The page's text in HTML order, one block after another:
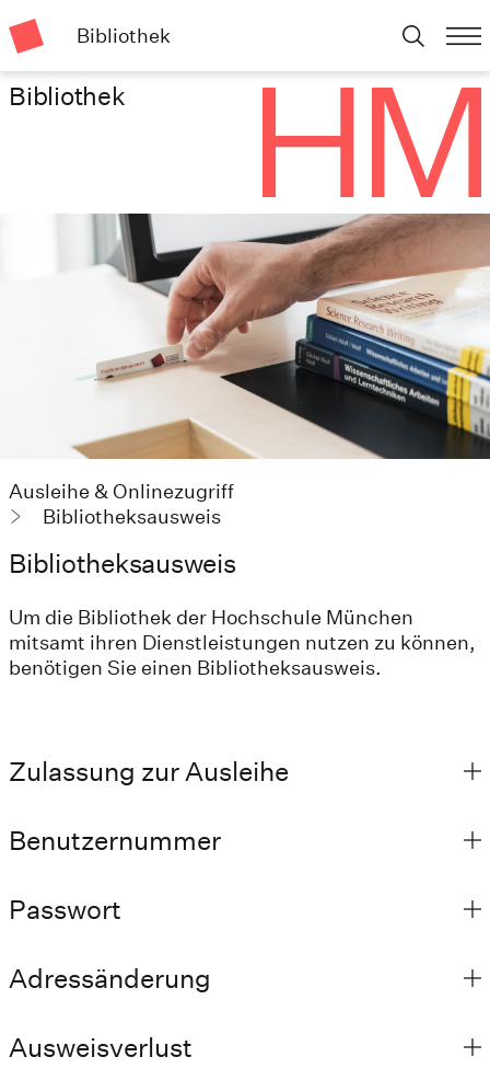
Bibliothek
Bibliothek
Ausleihe & Onlinezugriff
Bibliotheksausweis
Bibliotheksausweis
Um die Bibliothek der Hochschule München
mitsamt ihren Dienstleistungen nutzen zu können,
benötigen Sie einen Bibliotheksausweis.
Zulassung zur Ausleihe
Benutzernummer
Passwort
Adressänderung
Ausweisverlust